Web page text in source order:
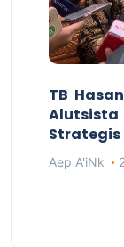
TB
Strategis
Aep A'iNk